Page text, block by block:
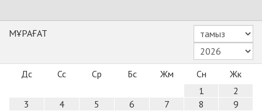
МҰРАҒАТ
Дс Сс Ср Бс Жм Сн
Жк
1
2
3
4 5 6 7 8
9